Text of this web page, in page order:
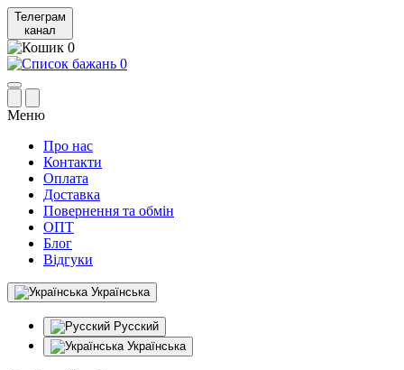
Телеграм
канал
0
0
Меню
Про нас
Контакти
Оплата
Доставка
Повернення та обмін
ОПТ
Блог
Відгуки
Українська
Русский
Українська